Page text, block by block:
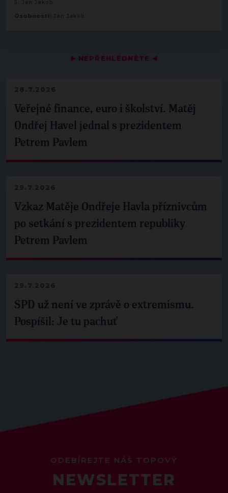
▶ NEPŘEHLÉDNĚTE ◀
28.7.2026
Veřejné finance, euro i školství. Matěj
Ondřej Havel jednal s prezidentem
Petrem Pavlem
29.7.2026
Vzkaz Matěje Ondřeje Havla příznivcům
po setkání s prezidentem republiky
Petrem Pavlem
29.7.2026
SPD už není ve zprávě o extremismu.
Pospíšil: Je tu pachuť
5. Jan Jakob
Osobnosti: Jan Jakob
ODEBÍREJTE NÁŠ TOPOVÝ
NEWSLETTER